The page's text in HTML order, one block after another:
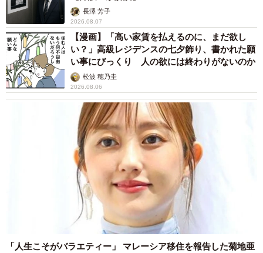
長澤 芳子
2026.08.07
【漫画】「高い家賃を払えるのに、まだ欲し
い？」高級レジデンスの七夕飾り、書かれた願
い事にびっくり 人の欲には終わりがないのか
松波 穂乃圭
2026.08.06
「人生こそがバラエティー」 マレーシア移住を報告した菊地亜